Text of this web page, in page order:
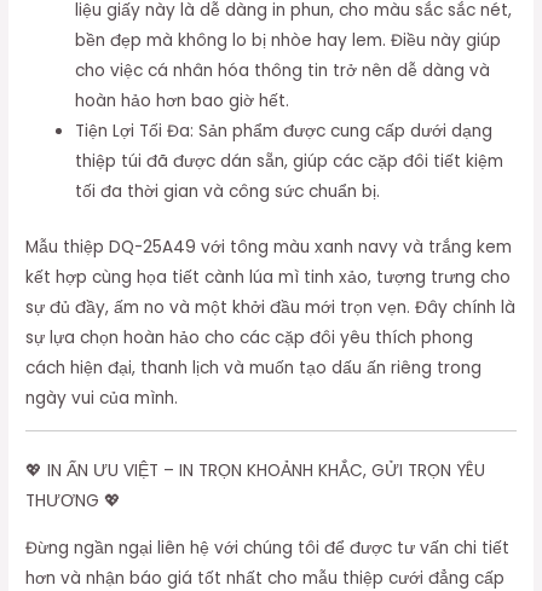
liệu giấy này là dễ dàng in phun, cho màu sắc sắc nét,
bền đẹp mà không lo bị nhòe hay lem. Điều này giúp
cho việc cá nhân hóa thông tin trở nên dễ dàng và
hoàn hảo hơn bao giờ hết.
Tiện Lợi Tối Đa: Sản phẩm được cung cấp dưới dạng
thiệp túi đã được dán sẵn, giúp các cặp đôi tiết kiệm
tối đa thời gian và công sức chuẩn bị.
Mẫu thiệp DQ-25A49 với tông màu xanh navy và trắng kem
kết hợp cùng họa tiết cành lúa mì tinh xảo, tượng trưng cho
sự đủ đầy, ấm no và một khởi đầu mới trọn vẹn. Đây chính là
sự lựa chọn hoàn hảo cho các cặp đôi yêu thích phong
cách hiện đại, thanh lịch và muốn tạo dấu ấn riêng trong
ngày vui của mình.
💖 IN ẤN ƯU VIỆT – IN TRỌN KHOẢNH KHẮC, GỬI TRỌN YÊU
THƯƠNG 💖
Đừng ngần ngại liên hệ với chúng tôi để được tư vấn chi tiết
hơn và nhận báo giá tốt nhất cho mẫu thiệp cưới đẳng cấp